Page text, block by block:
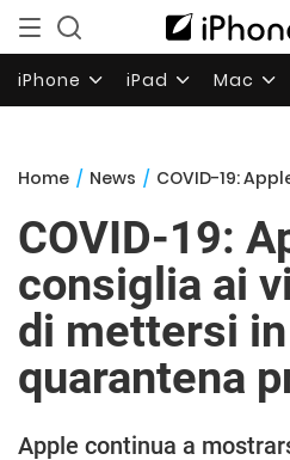
iPhone iPad Mac
Home / News / COVID-19: Apple Maps
COVID-19:
consiglia ai
di mettersi in
quarantena
Apple continua a